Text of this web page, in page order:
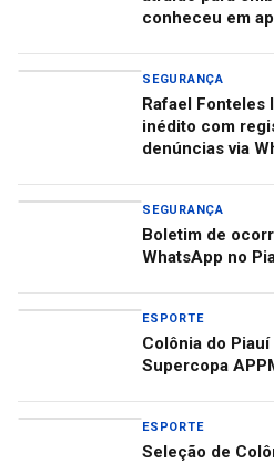
conheceu em
SEGURANÇA
Rafael Fonteles
inédito com
denúncias via
SEGURANÇA
Boletim de
WhatsApp no
ESPORTE
Colônia do
Supercopa
ESPORTE
Seleção de